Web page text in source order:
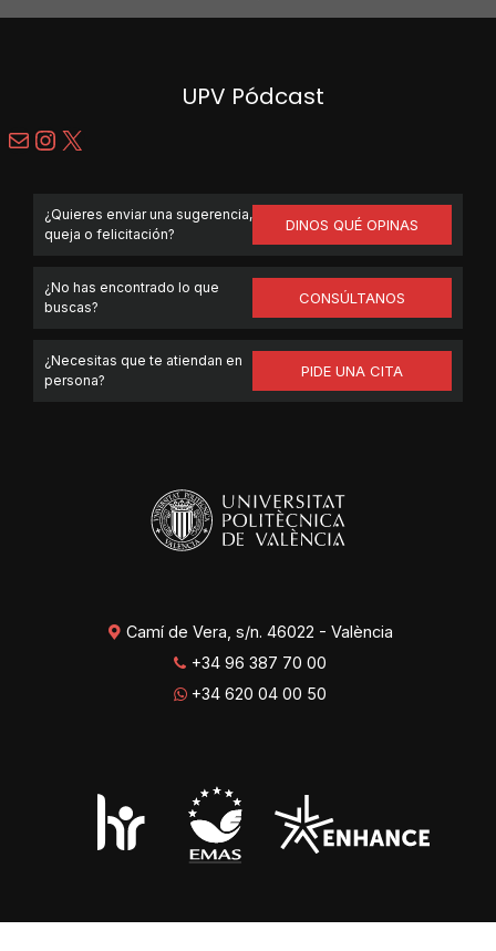
UPV Pódcast
Correo electrónico
Instagram
X
¿Quieres enviar una sugerencia,
queja o felicitación?
DINOS QUÉ OPINAS
¿No has encontrado lo que
buscas?
CONSÚLTANOS
¿Necesitas que te atiendan en
persona?
PIDE UNA CITA
Camí de Vera, s/n. 46022 - València
+34 96 387 70 00
+34 620 04 00 50